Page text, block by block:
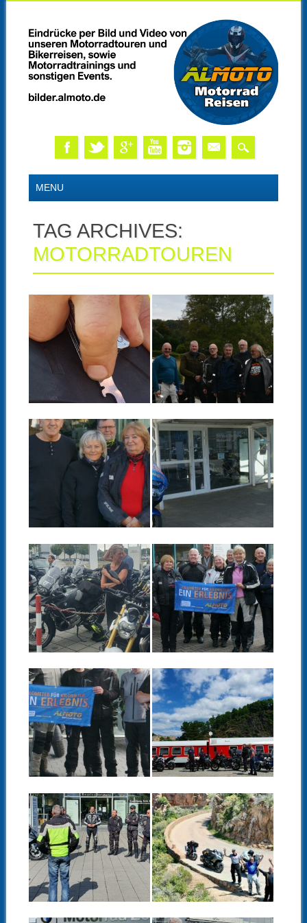
MAIN MENU
MENU
TAG ARCHIVES:
MOTORRADTOUREN
MOTORRAD &
TECHNIK – EINE
BESONDERE
TOUR – 04.09.2022
06.09.22
KUNDENTOUR
FÜR BMW
MOTORRAD –
NIEDERLASSUNG
DORTMUND AM
03.SEPTEMBER
2022
05.09.22
KUNDENTOUR
FÜR BMW
MOTORRAD –
NIEDERLASSUNG
03.SEPTEMBER
2022
▶
17.08.22
KUNDENTOUR
BMW MOTORRAD
–
NIEDERLASSUNG
BONN AM
06.AUGUST 2022
24.07.22
KUNDENTOUR
BMW MOTORRAD
–
NIEDERLASSUNG
LEIPZIG AM 23.JULI
2022
Bilder von Thomas Bilder von
▶
24.07.22
KUNDENTOUR
FÜR BMW
MOTORRAD –
NIEDERLASSUNG
DÜSSELDORF AM
23.JULI 2022
Bilder von Stefan
19.07.22
KUNDENTOUR
FÜR BMW
MOTORRAD –
NIEDERLASSUNG
DORTMUND AM
16.JULI 2022
▶
12.06.22
TAGESTOUR MIT
KUNDEN DER
BMW MOTORRAD
–
NIEDERLASSUNG
CHEMNITZ AM
11.JUNI 2022
▶
29.05.22
KUNDENTOUR
BMW MOTORRAD
–
NIEDERLASSUNG
LEIPZIG AM 28.MAI
2022
Bilder von Falk und Thomas –
28.05.22
UNSERE
MOTORRADTOUR
AUF KORSIKA MAI
2022
▶